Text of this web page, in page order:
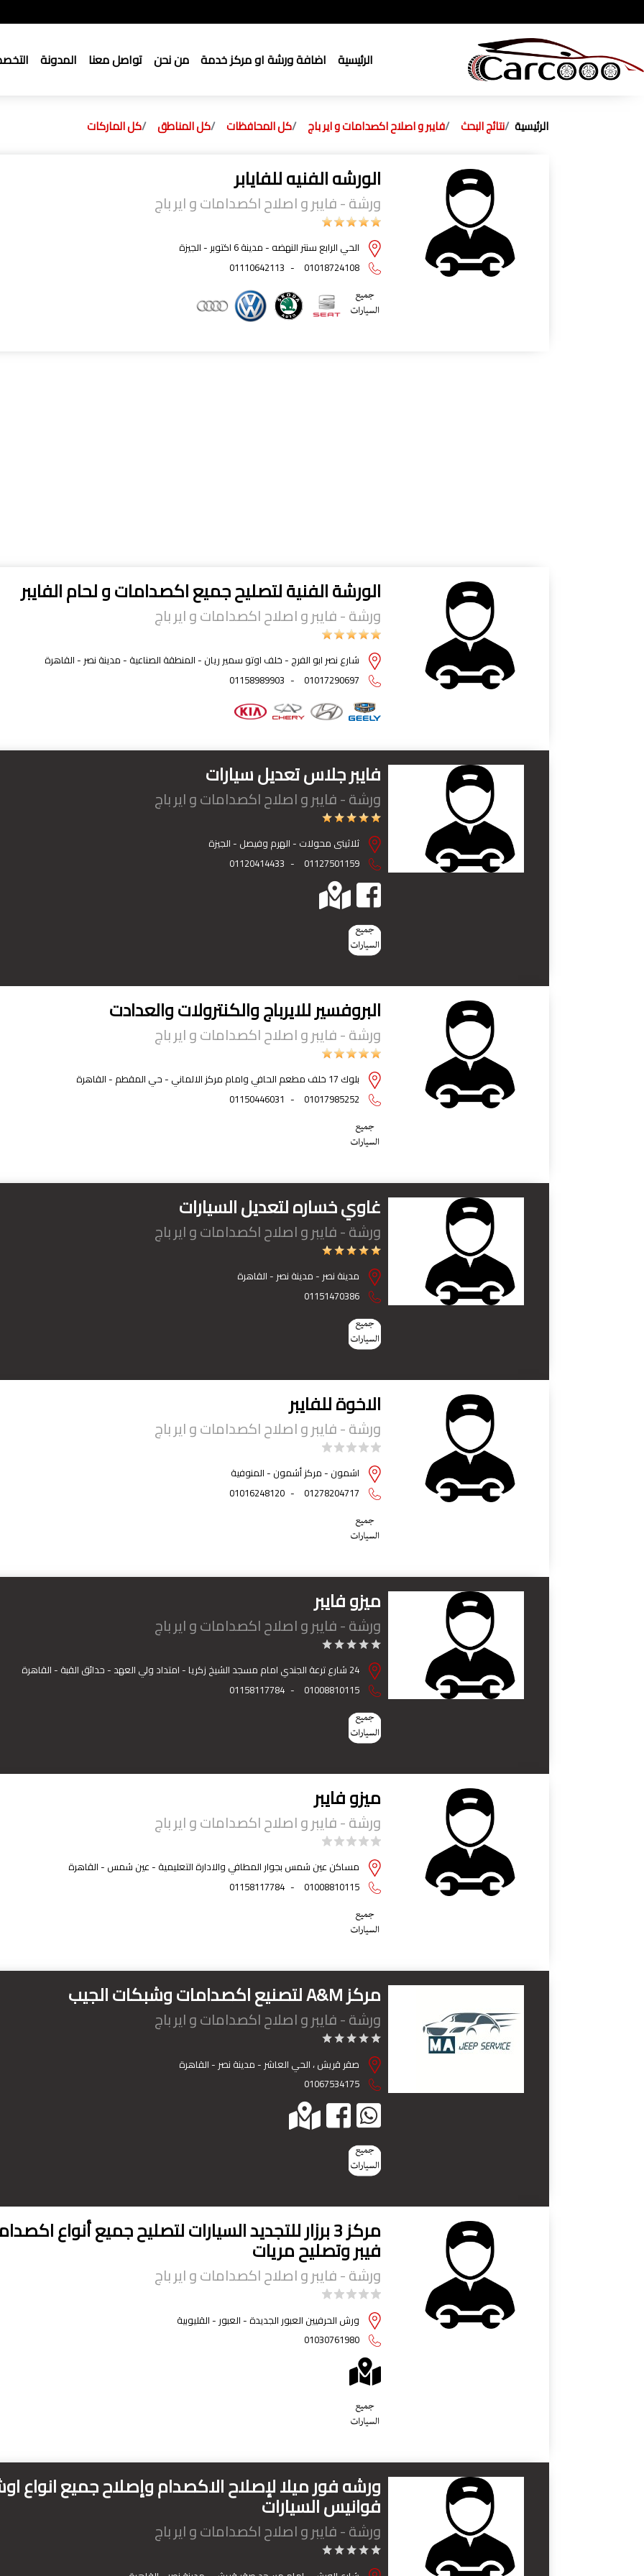
الرئيسية اضافة ورشة او مركز خدمة من نحن تواصل معنا المدونة
الرئيسية نتائج البحث فايبر و اصلاح اكصدامات و اير باج كل المحافظات كل المناطق كل الماركات
الورشه الفنيه للفايابر
ورشة - فايبر و اصلاح اكصدامات و اير باج
الحي الرابع سنتر النهضه - مدينة 6 اكتوبر - الجيزة
01018724108
-
01110642113
الورشة الفنية لتصليح جميع اكصدامات و لحام الفايبر
ورشة - فايبر و اصلاح اكصدامات و اير باج
شارع نصر ابو الفرج - خلف اوتو سمير ريان - المنطقة الصناعية - مدينة نصر - القاهرة
01017290697
-
01158989903
فايبر جلاس تعديل سيارات
ورشة - فايبر و اصلاح اكصدامات و اير باج
ثلاثينى محولات - الهرم وفيصل - الجيزة
01127501159
-
01120414433
البروفسير للايرباج والكنترولات والعدادت
ورشة - فايبر و اصلاح اكصدامات و اير باج
بلوك 17 خلف مطعم الحافي وامام مركز الالماني - حي المقطم - القاهرة
01017985252
-
01150446031
غاوي خساره لتعديل السيارات
ورشة - فايبر و اصلاح اكصدامات و اير باج
مدينة نصر - مدينة نصر - القاهرة
01151470386
الاخوة للفايبر
ورشة - فايبر و اصلاح اكصدامات و اير باج
اشمون - مركز أشمون‏ - المنوفية
01278204717
-
01016248120
ميزو فايبر
ورشة - فايبر و اصلاح اكصدامات و اير باج
24 شارع ترعة الجندي امام مسجد الشيخ زكريا - امتداد ولي العهد - حدائق القبة - القاهرة
01008810115
-
01158117784
ميزو فايبر
ورشة - فايبر و اصلاح اكصدامات و اير باج
مساكن عين شمس بجوار المطافي والادارة التعليمية - عين شمس - القاهرة
01008810115
-
01158117784
مركز A&M لتصنيع اكصدامات وشبكات الجيب
ورشة - فايبر و اصلاح اكصدامات و اير باج
صقر قريش ، الحي العاشر - مدينة نصر - القاهرة
01067534175
مركز 3 برزار للتجديد السيارات لتصليح جميع أنواع
فيبر وتصليح مريات
ورشة - فايبر و اصلاح اكصدامات و اير باج
ورش الحرفيين العبور الجديدة - العبور - القليوبية
01030761980
ورشه فور ميلا لإصلاح الاكصدام وإصلاح جميع انواع
فوانيس السيارات
ورشة - فايبر و اصلاح اكصدامات و اير باج